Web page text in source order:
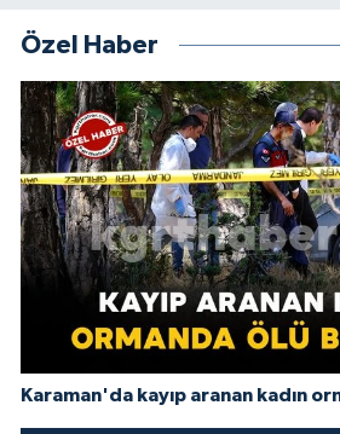
Özel Haber
Karaman'da kayıp aranan kadın